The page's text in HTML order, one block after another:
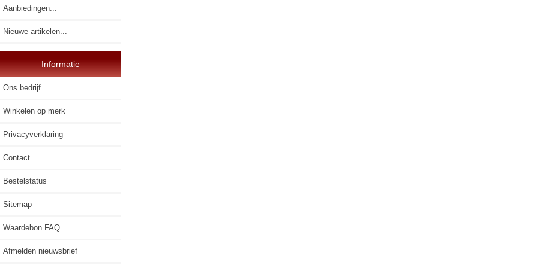
Aanbiedingen...
Nieuwe artikelen...
Informatie
Ons bedrijf
Winkelen op merk
Privacyverklaring
Contact
Bestelstatus
Sitemap
Waardebon FAQ
Afmelden nieuwsbrief